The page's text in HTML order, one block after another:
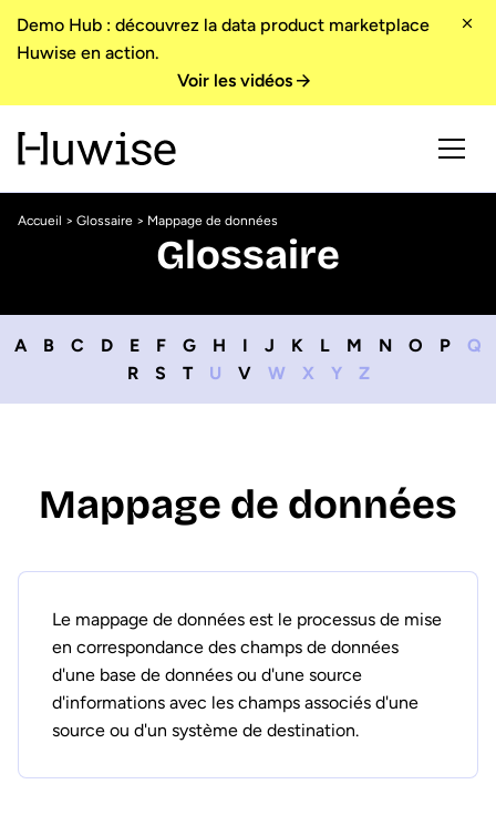
Demo Hub : découvrez la data product marketplace
Huwise en action.
Voir les vidéos
Accueil > Glossaire > Mappage de données
Glossaire
A B C D E F G H I J K L M N O P
Q
R
S T U V W X Y Z
Mappage de données
Le mappage de données est le processus de mise
en correspondance des champs de données
d'une base de données ou d'une source
d'informations avec les champs associés d'une
source ou d'un système de destination.